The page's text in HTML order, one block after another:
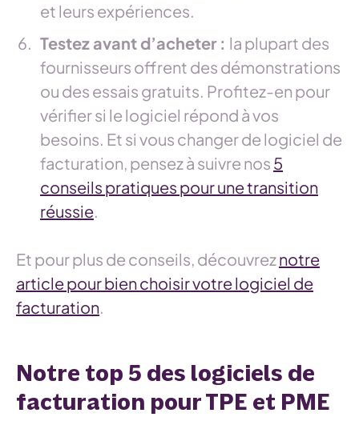
et leurs expériences.
Testez avant d’acheter : la plupart des
fournisseurs offrent des démonstrations
ou des essais gratuits. Profitez-en pour
vérifier si le logiciel répond à vos
besoins. Et si vous changer de logiciel de
facturation, pensez à suivre nos 5
conseils pratiques pour une transition
réussie.
Et pour plus de conseils, découvreznotre
article pour bien choisir votre logiciel de
facturation.
Notre top 5 des logiciels de
facturation pour TPE et PME